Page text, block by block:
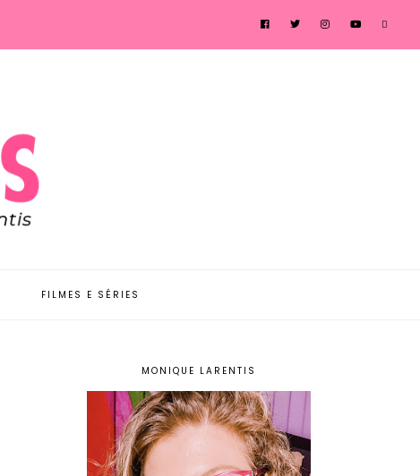
FILMES E SÉRIES
MONIQUE LARENTIS